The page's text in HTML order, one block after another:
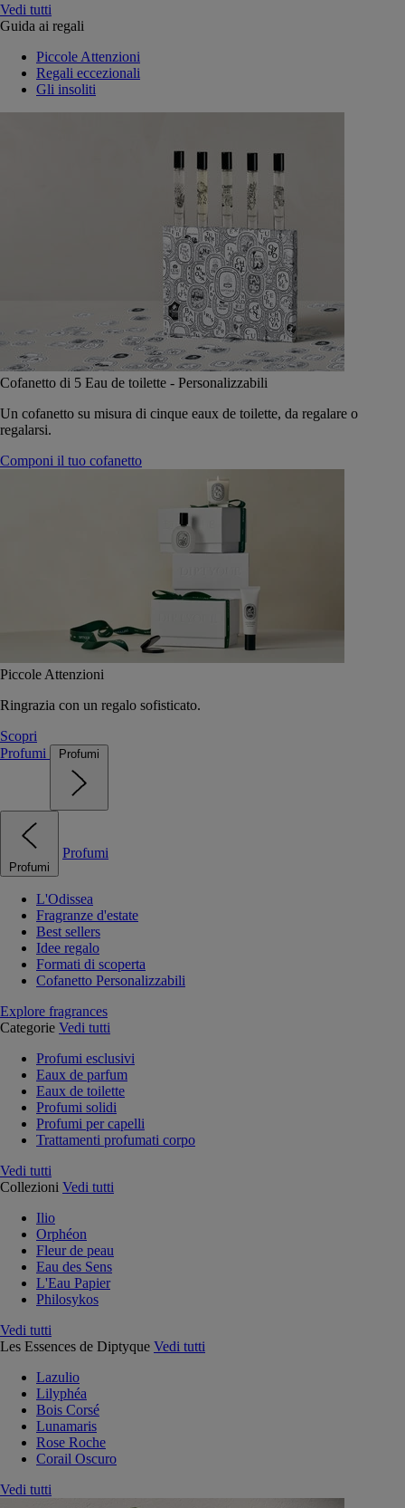
Vedi tutti
Guida ai regali
Piccole Attenzioni
Regali eccezionali
Gli insoliti
Cofanetto di 5 Eau de toilette - Personalizzabili
Un cofanetto su misura di cinque eaux de toilette, da regalare o
regalarsi.
Componi il tuo cofanetto
Piccole Attenzioni
Ringrazia con un regalo sofisticato.
Scopri
Profumi
Profumi
Profumi
Profumi
L'Odissea
Fragranze d'estate
Best sellers
Idee regalo
Formati di scoperta
Cofanetto Personalizzabili
Explore fragrances
Categorie Vedi tutti
Profumi esclusivi
Eaux de parfum
Eaux de toilette
Profumi solidi
Profumi per capelli
Trattamenti profumati corpo
Vedi tutti
Collezioni Vedi tutti
Ilio
Orphéon
Fleur de peau
Eau des Sens
L'Eau Papier
Philosykos
Vedi tutti
Les Essences de Diptyque Vedi tutti
Lazulio
Lilyphéa
Bois Corsé
Lunamaris
Rose Roche
Corail Oscuro
Vedi tutti